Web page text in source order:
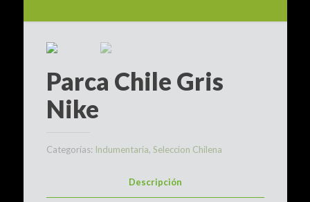
Parca Chile Gris
Nike
Categorías: Indumentaria, Seleccion Chilena
Descripción